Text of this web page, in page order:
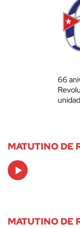
66
MATUTINO DE
Audio
Player
MATUTINO DE